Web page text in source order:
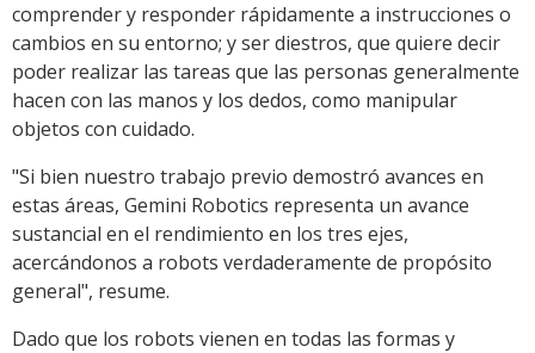
comprender y responder rápidamente a instrucciones o
cambios en su entorno; y ser diestros, que quiere decir
poder realizar las tareas que las personas generalmente
hacen con las manos y los dedos, como manipular
objetos con cuidado.
"Si bien nuestro trabajo previo demostró avances en
estas áreas, Gemini Robotics representa un avance
sustancial en el rendimiento en los tres ejes,
acercándonos a robots verdaderamente de propósito
general", resume.
Dado que los robots vienen en todas las formas y